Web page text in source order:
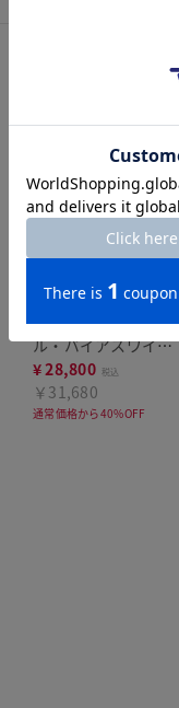
new j.
ドライタッチツイ
ル・バイアスワイド
パンツ
¥28,800 税込
￥31,680
通常価格から40%OFF